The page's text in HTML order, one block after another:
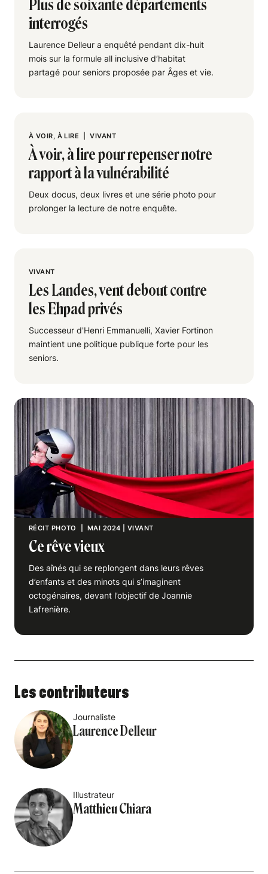
Plus de soixante départements
interrogés
Laurence Delleur a enquêté pendant dix-huit
mois sur la formule all inclusive d’habitat
partagé pour seniors proposée par Âges et vie.
À VOIR, À LIRE |VIVANT
À voir, à lire pour repenser notre
rapport à la vulnérabilité
Deux docus, deux livres et une série photo pour
prolonger la lecture de notre enquête.
VIVANT
Les Landes, vent debout contre
les Ehpad privés
Successeur d'Henri Emmanuelli, Xavier Fortinon
maintient une politique publique forte pour les
seniors.
RÉCIT PHOTO | MAI 2024 VIVANT
Ce rêve vieux
Des aînés qui se replongent dans leurs rêves
d’enfants et des minots qui s’imaginent
octogénaires, devant l’objectif de Joannie
Lafrenière.
Les contributeurs
Journaliste
Laurence Delleur
Illustrateur
Matthieu Chiara